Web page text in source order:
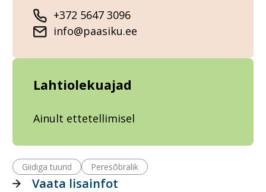
+372 5647 3096
info@paasiku.ee
Lahtiolekuajad
Ainult ettetellimisel
Giidiga tuurid Peresõbralik
Vaata lisainfot